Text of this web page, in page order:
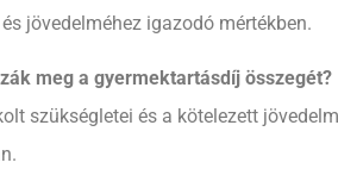
jövedelméhez igazodó mértékben.
meg a gyermektartásdíj összegét?
szükségletei és a kötelezett